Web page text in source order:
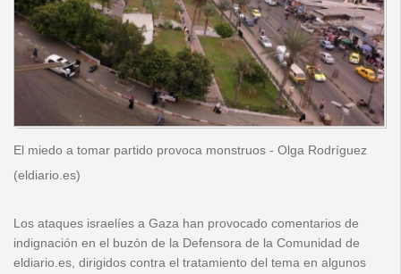
El miedo a tomar partido provoca monstruos - Olga Rodríguez
(eldiario.es)
Los ataques israelíes a Gaza han provocado comentarios de
indignación en el buzón de la Defensora de la Comunidad de
eldiario.es, dirigidos contra el tratamiento del tema en algunos